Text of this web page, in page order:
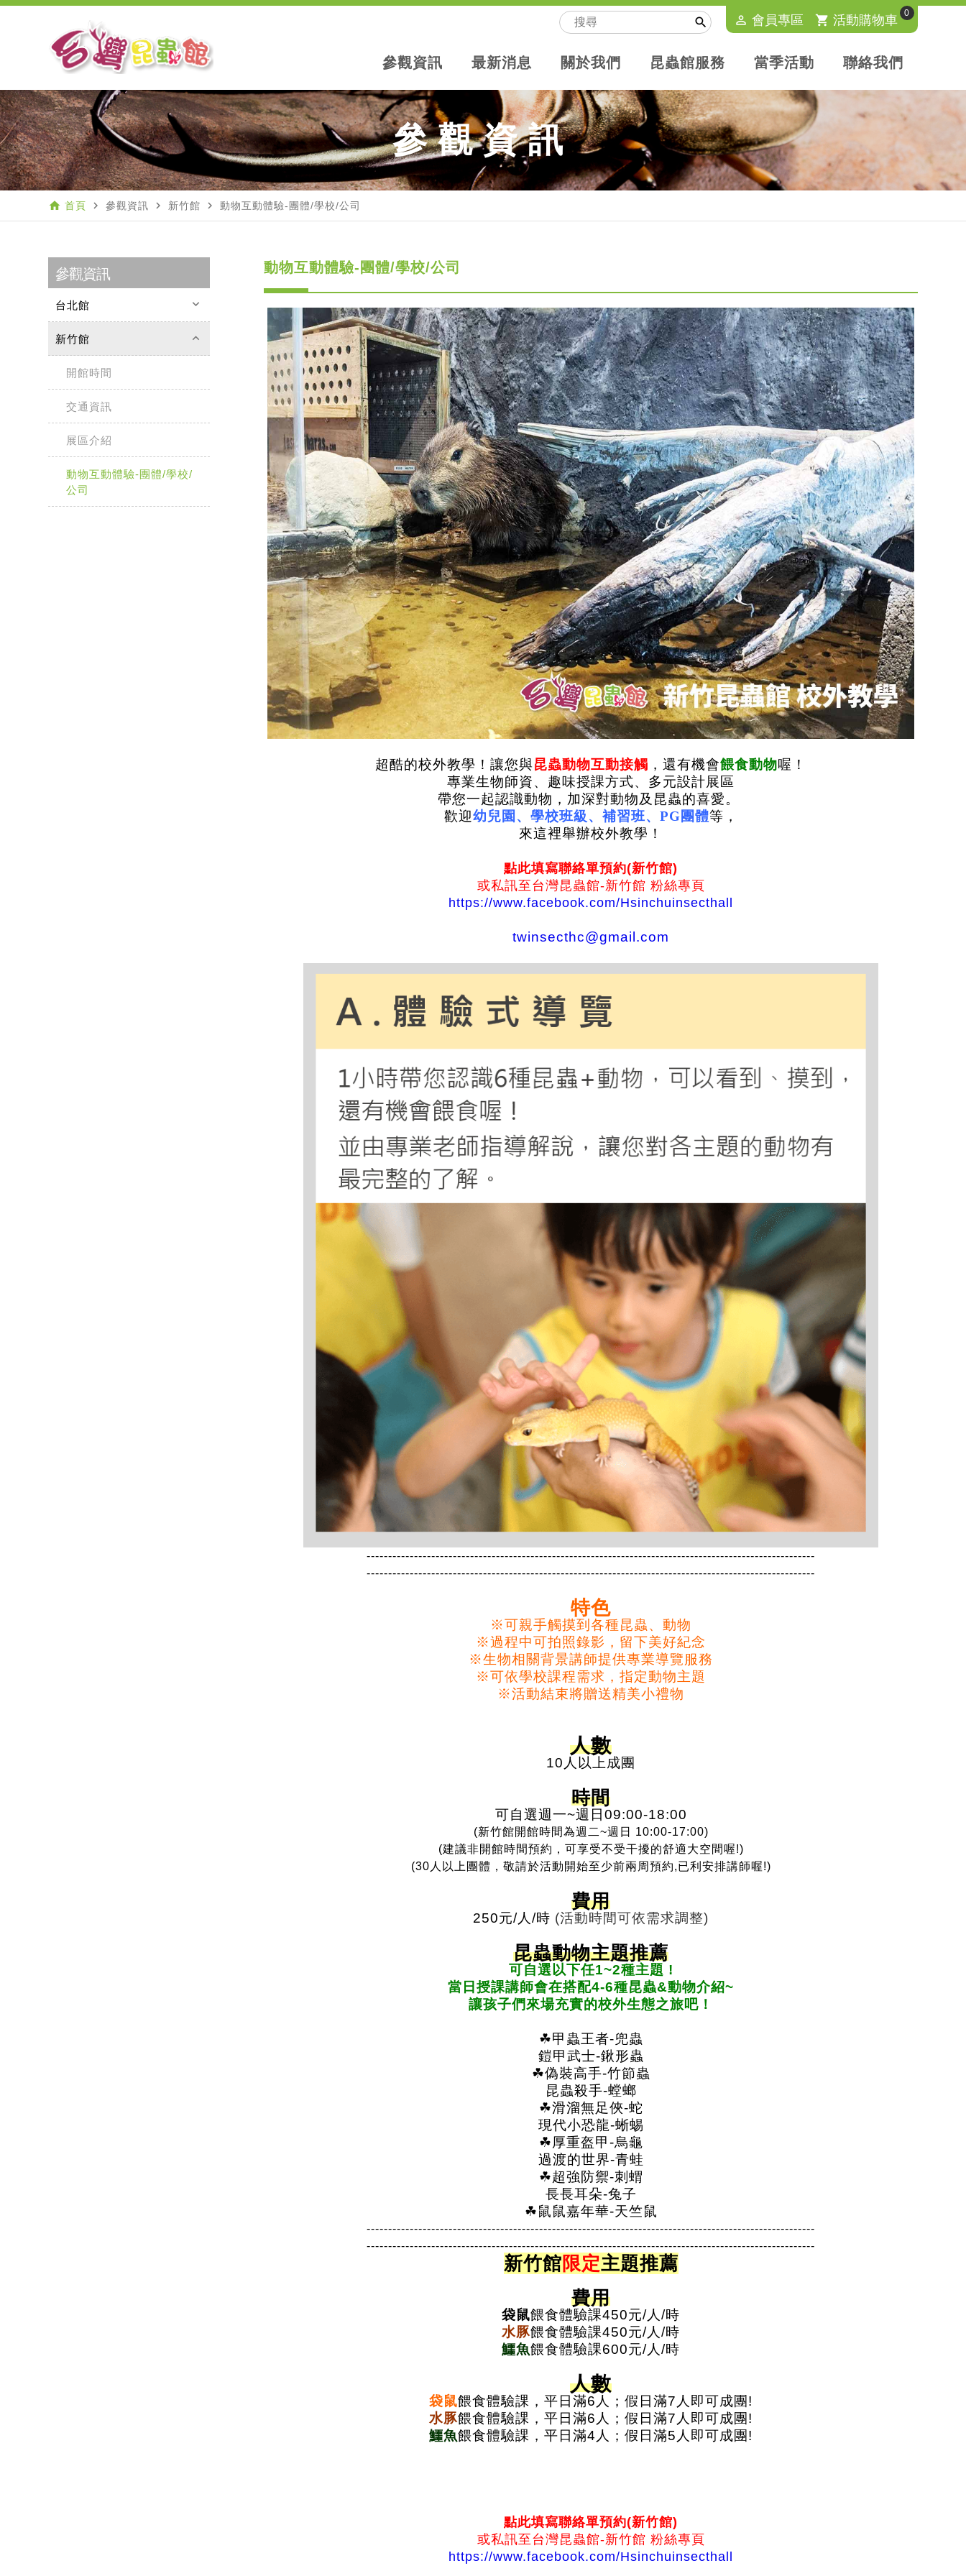
 perm_identity 會員專區 shopping_cart 活動購物車 0
參觀資訊 最新消息 關於我們 昆蟲館服務 當季活動 聯絡我們
參觀資訊
home 首頁 navigate_next 參觀資訊 navigate_next 新竹館 navigate_next 動物互動體驗-團體/學校/公司
參觀資訊
台北館 keyboard_arrow_down
新竹館 keyboard_arrow_up
開館時間
交通資訊
展區介紹
動物互動體驗-團體/學校/
公司
動物互動體驗-團體/學校/公司
超酷的校外教學！讓您與昆蟲動物互動接觸 ，還有機會餵食動物喔！
專業生物師資、趣味授課方式、多元設計展區
帶您一起認識動物，加深對動物及昆蟲的喜愛。
歡迎幼兒園、學校班級、補習班、PG團體等，
來這裡舉辦校外教學！
點此填寫聯絡單預約(新竹館)
或私訊至台灣昆蟲館-新竹館 粉絲專頁
https://www.facebook.com/Hsinchuinsecthall
twinsecthc@gmail.com
--------------------------------------------------------------------------------------------------------
--------------------------------------------------------------------------------------------------------
特色
※可親手觸摸到各種昆蟲、動物
※過程中可拍照錄影，留下美好紀念
※生物相關背景講師提供專業導覽服務
※可依學校課程需求，指定動物主題
※活動結束將贈送精美小禮物
人數
10人以上成團
時間
可自選週一~週日09:00-18:00
(新竹館開館時間為週二~週日 10:00-17:00)
(建議非開館時間預約，可享受不受干擾的舒適大空間喔!)
(30人以上團體，敬請於活動開始至少前兩周預約,已利安排講師喔!)
費用
250元/人/時 (活動時間可依需求調整)
昆蟲動物主題推薦
可自選以下任1~2種主題 !
當日授課講師會在搭配4-6種昆蟲&動物介紹~
讓孩子們來場充實的校外生態之旅吧！
☘甲蟲王者-兜蟲
鎧甲武士-鍬形蟲
☘偽裝高手-竹節蟲
昆蟲殺手-螳螂
☘滑溜無足俠-蛇
現代小恐龍-蜥蜴
☘厚重盔甲-烏龜
過渡的世界-青蛙
☘超強防禦-刺蝟
長長耳朵-兔子
☘鼠鼠嘉年華-天竺鼠
--------------------------------------------------------------------------------------------------------
--------------------------------------------------------------------------------------------------------
新竹館限定主題推薦
費用
袋鼠餵食體驗課450元/人/時
水豚餵食體驗課450元/人/時
鱷魚餵食體驗課600元/人/時
人數
袋鼠餵食體驗課，平日滿6人；假日滿7人即可成團!
水豚餵食體驗課，平日滿6人；假日滿7人即可成團!
鱷魚餵食體驗課，平日滿4人；假日滿5人即可成團!
點此填寫聯絡單預約(新竹館)
或私訊至台灣昆蟲館-新竹館 粉絲專頁
https://www.facebook.com/Hsinchuinsecthall